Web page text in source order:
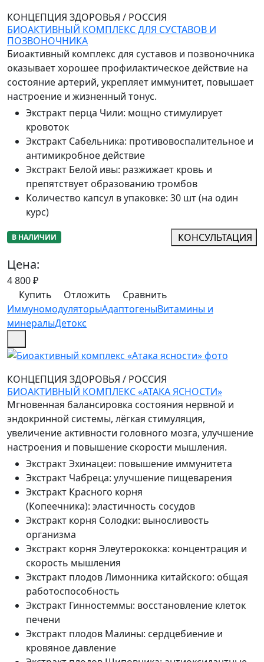
КОНЦЕПЦИЯ ЗДОРОВЬЯ / РОССИЯ
БИОАКТИВНЫЙ КОМПЛЕКС ДЛЯ СУСТАВОВ И
ПОЗВОНОЧНИКА
Биоактивный комплекс для суставов и позвоночника
оказывает хорошее профилактическое действие на
состояние артерий, укрепляет иммунитет, повышает
настроение и жизненный тонус.
Экстракт перца Чили: мощно стимулирует
кровоток
Экстракт Сабельника: противовоспалительное и
антимикробное действие
Экстракт Белой ивы: разжижает кровь и
препятствует образованию тромбов
Количество капсул в упаковке: 30 шт (на один
курс)
В НАЛИЧИИ КОНСУЛЬТАЦИЯ
Цена:
4 800₽
Купить
Отложить
Сравнить
ИммуномодуляторыАдаптогеныВитамины и
минералыДетокс
КОНЦЕПЦИЯ ЗДОРОВЬЯ / РОССИЯ
БИОАКТИВНЫЙ КОМПЛЕКС «АТАКА ЯСНОСТИ»
Мгновенная балансировка состояния нервной и
эндокринной системы, лёгкая стимуляция,
увеличение активности головного мозга, улучшение
настроения и повышение скорости мышления.
Экстракт Эхинацеи: повышение иммунитета
Экстракт Чабреца: улучшение пищеварения
Экстракт Красного корня
(Копеечника): эластичность сосудов
Экстракт корня Солодки: выносливость
организма
Экстракт корня Элеутерококка: концентрация и
скорость мышления
Экстракт плодов Лимонника китайского: общая
работоспособность
Экстракт Гинностеммы: восстановление клеток
печени
Экстракт плодов Малины: сердцебиение и
кровяное давление